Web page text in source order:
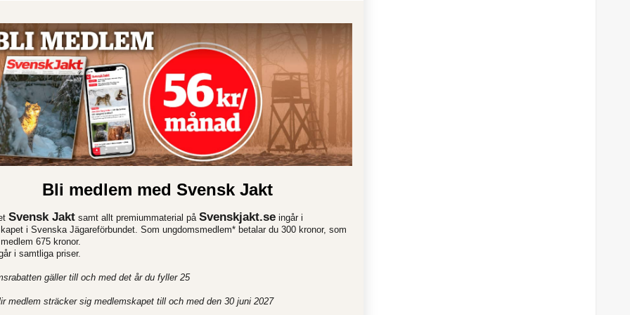
Bli medlem med Svensk Jakt
Svensk Jaktsamt allt premiummaterial på Svenskjakt.seingår i
i Svenska Jägareförbundet. Som ungdomsmedlem* betalar du 300 kronor, som
675 kronor.
i samtliga priser.
gäller till och med det år du fyller 25
medlem sträcker sig medlemskapet till och med den 30 juni 2027